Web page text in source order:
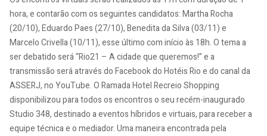
hora, e contarão com os seguintes candidatos: Martha Rocha
(20/10), Eduardo Paes (27/10), Benedita da Silva (03/11) e
Marcelo Crivella (10/11), esse último com início às 18h. O tema a
ser debatido será “Rio21 – A cidade que queremos!” e a
transmissão será através do Facebook do Hotéis Rio e do canal da
ASSERJ, no YouTube. O Ramada Hotel Recreio Shopping
disponibilizou para todos os encontros o seu recém-inaugurado
Studio 348, destinado a eventos híbridos e virtuais, para receber a
equipe técnica e o mediador. Uma maneira encontrada pela